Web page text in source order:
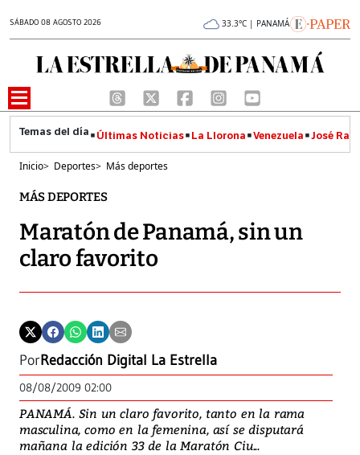
SÁBADO 08 AGOSTO 2026 33.3°C | PANAMÁ
Últimas Noticias La Llorona Venezuela José
Inicio> Deportes> Más deportes
MÁS DEPORTES
Maratón de Panamá, sin un
claro favorito
PorRedacción Digital La Estrella
08/08/2009 02:00
PANAMÁ. Sin un claro favorito, tanto en la rama
masculina, como en la femenina, así se disputará
mañana la edición 33 de la Maratón Ciu...